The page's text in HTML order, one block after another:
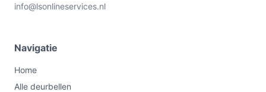
info@lsonlineservices.nl
Navigatie
Home
Alle deurbellen